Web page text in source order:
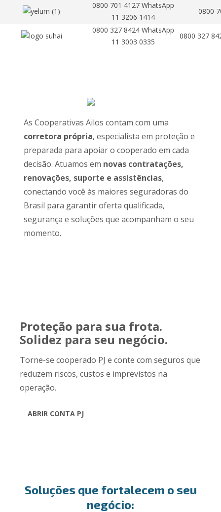
0800 701 4127 WhatsApp
11 3206 1414
0800
0800 327 8424 WhatsApp
11 3003 0335
0800 327
As Cooperativas Ailos contam com uma
corretora própria, especialista em proteção e
preparada para apoiar o cooperado em cada
decisão. Atuamos em novas contratações,
renovações, suporte e assistências,
conectando você às maiores seguradoras do
Brasil para garantir oferta qualificada,
segurança e soluções que acompanham o seu
momento.
Proteção para sua frota.
Solidez para seu negócio.
Torne-se cooperado PJ e conte com seguros que
reduzem riscos, custos e imprevistos na
operação.
ABRIR CONTA PJ
Soluções que fortalecem o seu
negócio: